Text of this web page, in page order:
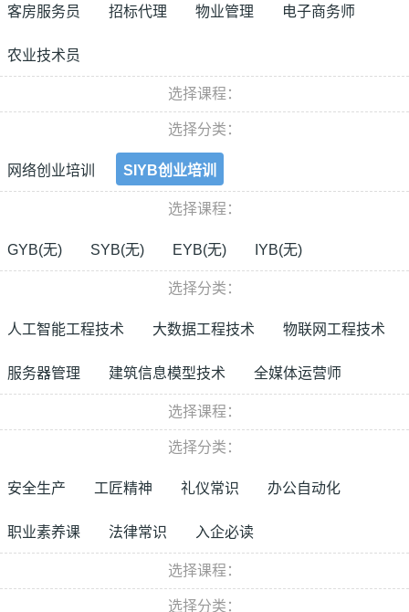
客房服务员 招标代理 物业管理 电子商务师
农业技术员
选择课程：
选择分类：
网络创业培训 SIYB创业培训
选择课程：
GYB(无) SYB(无) EYB(无) IYB(无)
选择分类：
人工智能工程技术 大数据工程技术 物联网工程技术
服务器管理 建筑信息模型技术 全媒体运营师
选择课程：
选择分类：
安全生产 工匠精神 礼仪常识 办公自动化
职业素养课 法律常识 入企必读
选择课程：
选择分类：